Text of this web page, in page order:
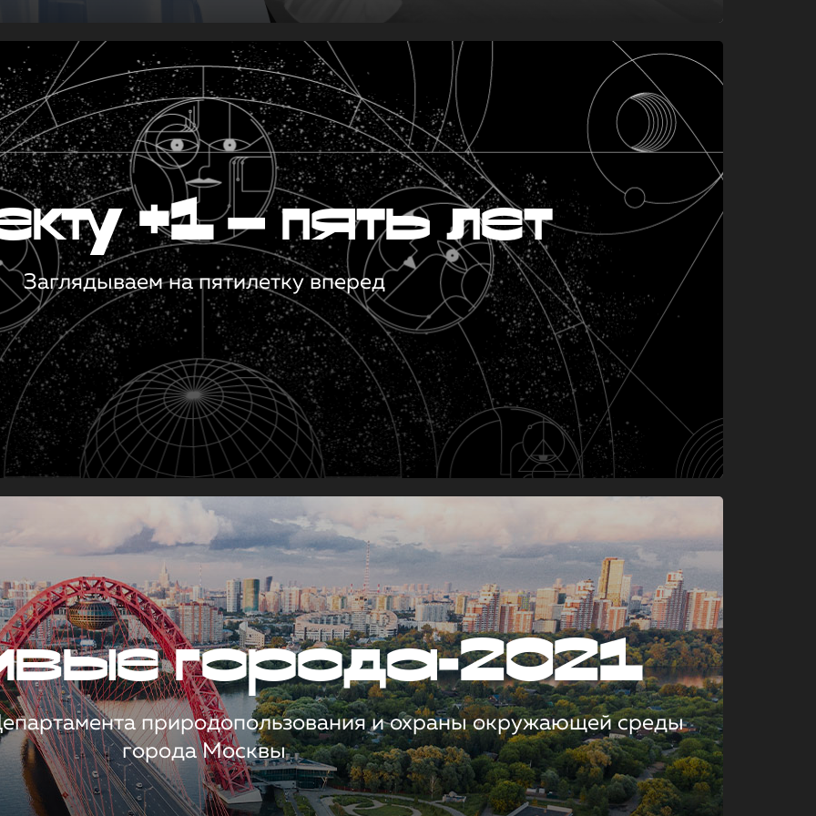
+1 — пять лет
Заглядываем на пятилетку вперед
города-2021
природопользования и охраны окружающей среды
города Москвы